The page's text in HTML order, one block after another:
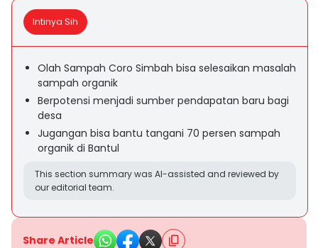
Intinya Sih
Olah Sampah Coro Simbah bisa selesaikan masalah
sampah organik
Berpotensi menjadi sumber pendapatan baru bagi
desa
Jugangan bisa bantu tangani 70 persen sampah
organik di Bantul
This section summary was AI-assisted and reviewed by
our editorial team.
Share Article